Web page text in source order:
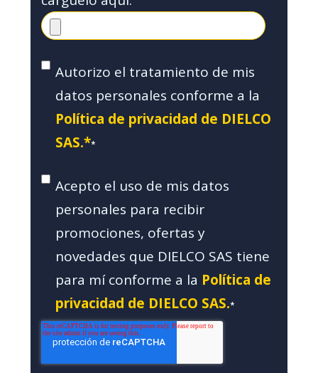
Autorizo el tratamiento de mis
datos personales conforme a la
Política de privacidad de DIELCO
SAS.**
Acepto el uso de mis datos
personales para recibir
promociones, ofertas y
novedades que DIELCO SAS tiene
para mí conforme a la Política de
privacidad de DIELCO SAS.*